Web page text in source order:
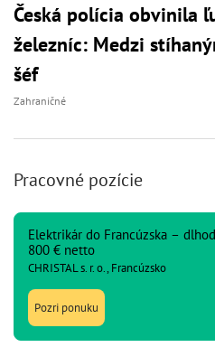
Česká polícia obvinila
železníc: Medzi
šéf
Zahraničné
Pracovné pozície
Elektrikár do Francúzska –
800 € netto
CHRISTAL s. r. o., Francúzsko
Pozri ponuku